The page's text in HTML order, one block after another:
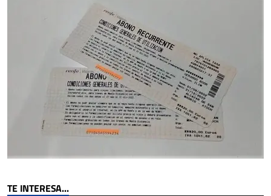
TE INTERESA...